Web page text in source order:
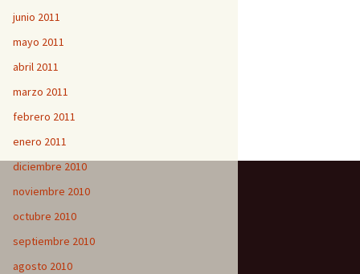
junio 2011
mayo 2011
abril 2011
marzo 2011
febrero 2011
enero 2011
diciembre 2010
noviembre 2010
octubre 2010
septiembre 2010
agosto 2010